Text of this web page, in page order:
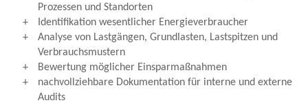
Prozessen und Standorten
Identifikation wesentlicher Energieverbraucher
Analyse von Lastgängen, Grundlasten, Lastspitzen und
Verbrauchsmustern
Bewertung möglicher Einsparmaßnahmen
nachvollziehbare Dokumentation für interne und externe
Audits